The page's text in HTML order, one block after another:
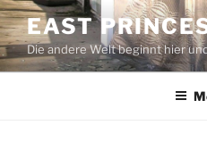
Zum
Inhalt
springen
EAST
Die andere Welt beginnt hier